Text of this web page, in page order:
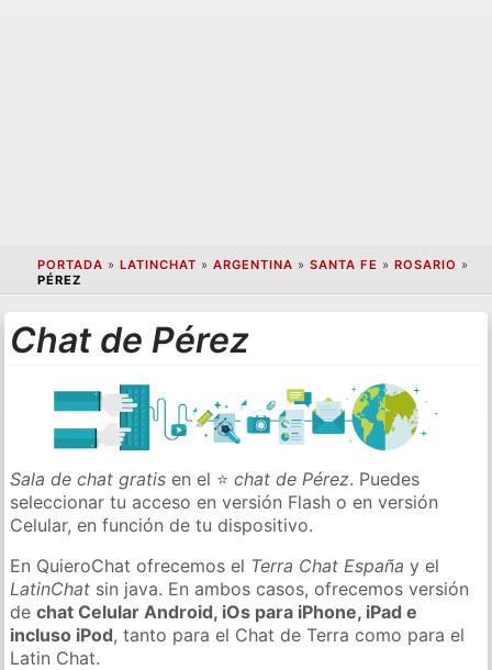
PORTADA » LATINCHAT » ARGENTINA » SANTA FE » ROSARIO »
PÉREZ
Chat de Pérez
Sala de chat gratis en el ⭐chat de Pérez. Puedes
seleccionar tu acceso en versión Flash o en versión
Celular, en función de tu dispositivo.
En QuieroChat ofrecemos el Terra Chat España y el
LatinChat sin java. En ambos casos, ofrecemos versión
dechat Celular Android, iOs para iPhone, iPad e
incluso iPod, tanto para el Chat de Terra como para el
Latin Chat.